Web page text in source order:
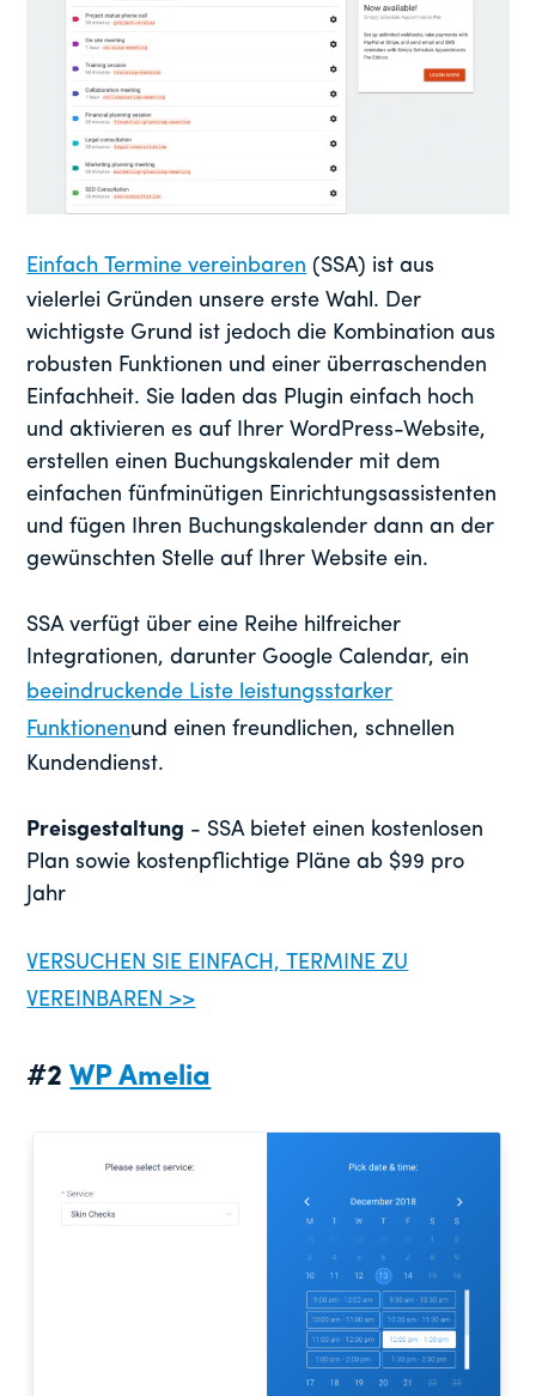
Einfach Termine vereinbaren (SSA) ist aus
vielerlei Gründen unsere erste Wahl. Der
wichtigste Grund ist jedoch die Kombination aus
robusten Funktionen und einer überraschenden
Einfachheit. Sie laden das Plugin einfach hoch
und aktivieren es auf Ihrer WordPress-Website,
erstellen einen Buchungskalender mit dem
einfachen fünfminütigen Einrichtungsassistenten
und fügen Ihren Buchungskalender dann an der
gewünschten Stelle auf Ihrer Website ein.
SSA verfügt über eine Reihe hilfreicher
Integrationen, darunter Google Calendar, ein
beeindruckende Liste leistungsstarker
Funktionenund einen freundlichen, schnellen
Kundendienst.
Preisgestaltung - SSA bietet einen kostenlosen
Plan sowie kostenpflichtige Pläne ab $99 pro
Jahr
VERSUCHEN SIE EINFACH, TERMINE ZU
VEREINBAREN >>
#2WP Amelia